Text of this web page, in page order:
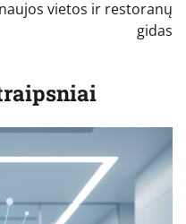
naujos vietos ir restoranų
gidas